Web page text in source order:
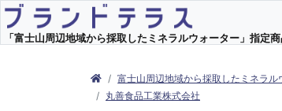
「富士山周辺地域から採取したミネラルウォーター」指定
富士山周辺地域から採取したミネラル
丸善食品工業株式会社